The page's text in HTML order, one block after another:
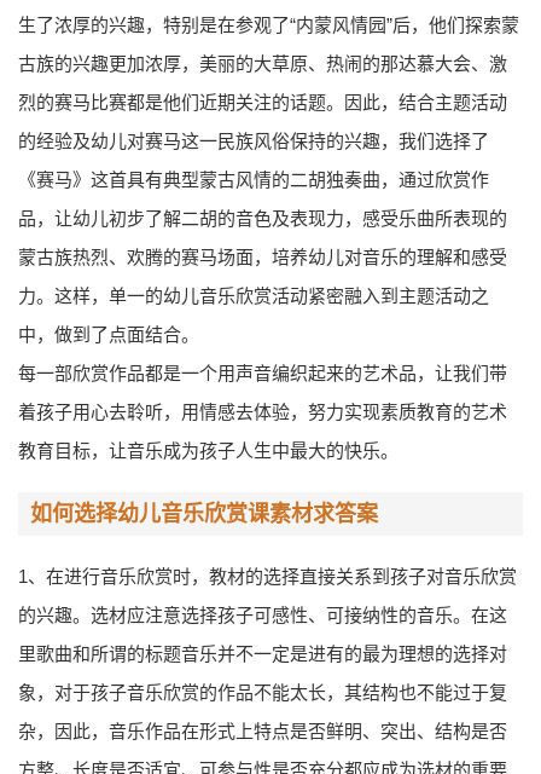
生了浓厚的兴趣，特别是在参观了“内蒙风情园”后，他们探索蒙
古族的兴趣更加浓厚，美丽的大草原、热闹的那达慕大会、激
烈的赛马比赛都是他们近期关注的话题。因此，结合主题活动
的经验及幼儿对赛马这一民族风俗保持的兴趣，我们选择了
《赛马》这首具有典型蒙古风情的二胡独奏曲，通过欣赏作
品，让幼儿初步了解二胡的音色及表现力，感受乐曲所表现的
蒙古族热烈、欢腾的赛马场面，培养幼儿对音乐的理解和感受
力。这样，单一的幼儿音乐欣赏活动紧密融入到主题活动之
中，做到了点面结合。
每一部欣赏作品都是一个用声音编织起来的艺术品，让我们带
着孩子用心去聆听，用情感去体验，努力实现素质教育的艺术
教育目标，让音乐成为孩子人生中最大的快乐。
如何选择幼儿音乐欣赏课素材求答案
1、在进行音乐欣赏时，教材的选择直接关系到孩子对音乐欣赏
的兴趣。选材应注意选择孩子可感性、可接纳性的音乐。在这
里歌曲和所谓的标题音乐并不一定是进有的最为理想的选择对
象，对于孩子音乐欣赏的作品不能太长，其结构也不能过于复
杂，因此，音乐作品在形式上特点是否鲜明、突出、结构是否
方整、长度是否适宜、可参与性是否充分都应成为选材的重要